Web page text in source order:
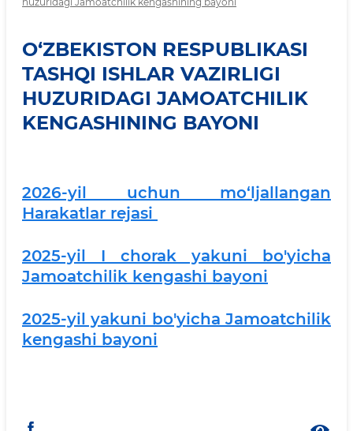
O‘ZBEKISTON RESPUBLIKASI
TASHQI ISHLAR VAZIRLIGI
HUZURIDAGI JAMOATCHILIK
KENGASHINING BAYONI
2026-yil uchun mo‘ljallangan
Harakatlar rejasi
2025-yil I chorak yakuni bo'yicha
Jamoatchilik kengashi bayoni
2025-yil yakuni bo'yicha Jamoatchilik
kengashi bayoni